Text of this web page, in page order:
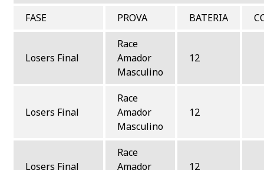
FASE PROVA BATERIA
Losers Final
Race
Amador
Masculino
12
Losers Final
Race
Amador
Masculino
12
Losers Final
Race
Amador
12